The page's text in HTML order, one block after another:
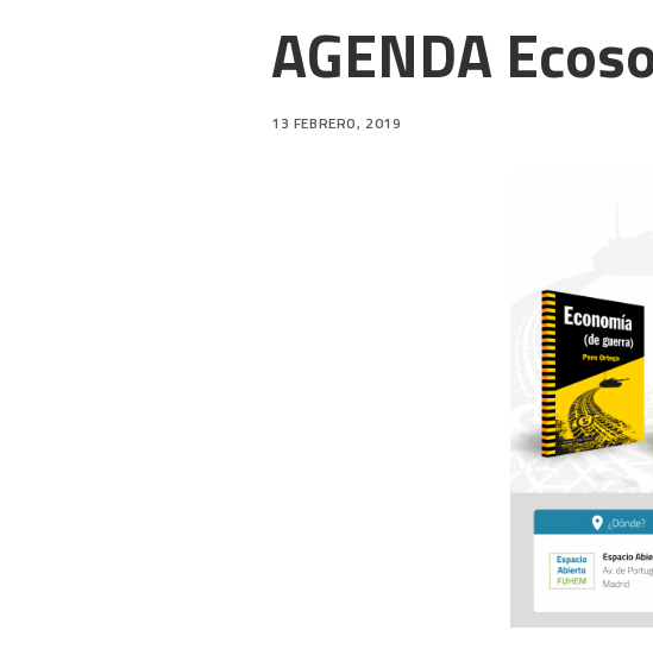
AGENDA
13 FEBRERO, 2019